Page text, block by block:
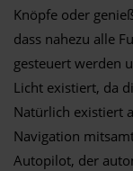
Knöpfe oder
dass nahezu alle
gesteuert werden
Licht existiert, da
Natürlich existiert
Navigation
Autopilot, der